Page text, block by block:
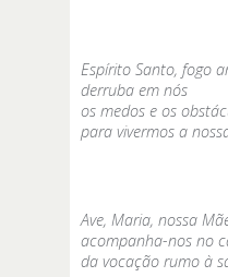
Espírito Santo, fogo
derruba em nós
os medos e os
para vivermos a
Ave, Maria, nossa
acompanha-nos no
da vocação rumo à